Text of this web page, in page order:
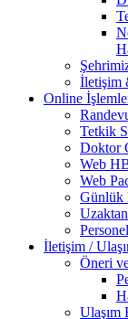
İletişim
Online
Tetkik
Doktor
Web
Web
Günlük
İletişim /
Öneri
Ulaşım